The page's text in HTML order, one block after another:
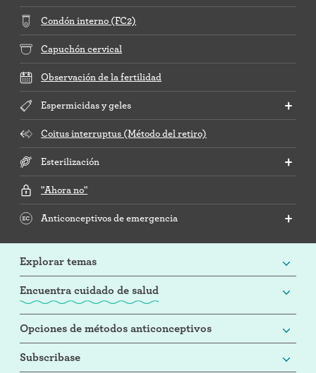
Condón interno (FC2)
Capuchón cervical
Observación de la fertilidad
Espermicidas y geles
Coitus interruptus (Método del retiro)
Esterilización
"Ahora no"
Anticonceptivos de emergencia
Explorar temas
Encuentra cuidado de salud
Opciones de métodos anticonceptivos
Subscribase